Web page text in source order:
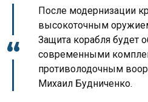
После модернизации
высокоточным
Защита корабля будет
современными
противолодочным
Михаил Будниченко.